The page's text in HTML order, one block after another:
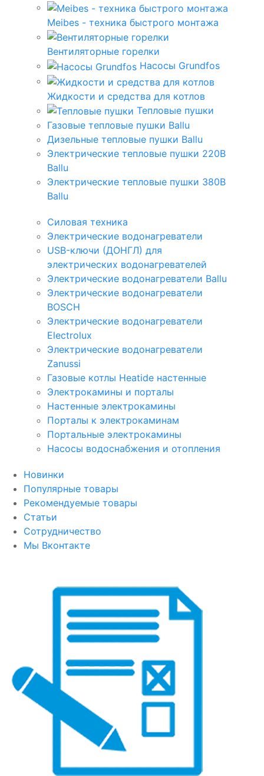
Meibes - техника быстрого монтажа
Вентиляторные горелки
Насосы Grundfos
Жидкости и средства для котлов
Тепловые пушки
Газовые тепловые пушки Ballu
Дизельные тепловые пушки Ballu
Электрические тепловые пушки 220В
Ballu
Электрические тепловые пушки 380В
Ballu
Силовая техника
Электрические водонагреватели
USB-ключи (ДОНГЛ) для
электрических водонагревателей
Электрические водонагреватели Ballu
Электрические водонагреватели
BOSCH
Электрические водонагреватели
Electrolux
Электрические водонагреватели
Zanussi
Газовые котлы Heatide настенные
Электрокамины и порталы
Настенные электрокамины
Порталы к электрокаминам
Портальные электрокамины
Насосы водоснабжения и отопления
Новинки
Популярные товары
Рекомендуемые товары
Статьи
Сотрудничество
Мы Вконтакте